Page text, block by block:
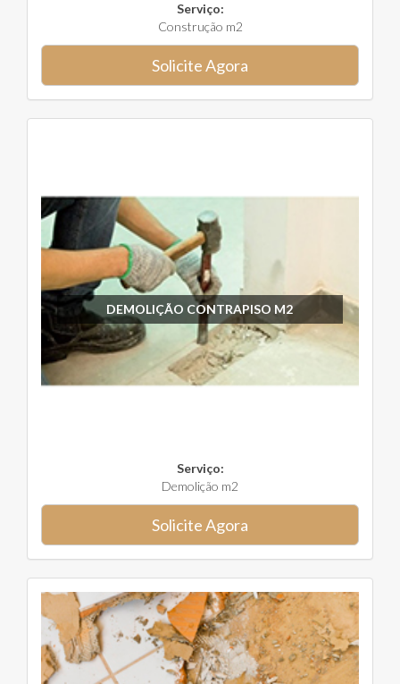
Serviço:
Construção m2
Solicite Agora
DEMOLIÇÃO CONTRAPISO M2
Serviço:
Demolição m2
Solicite Agora